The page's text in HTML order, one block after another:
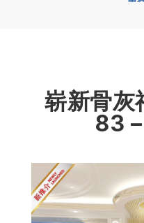
崭新骨
83